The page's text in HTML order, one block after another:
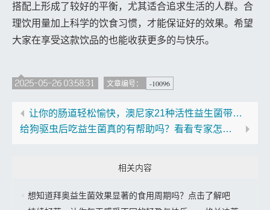
搭配上形成了较好的平衡，尤其适合追求生活的人群。合
理饮用量加上科学的饮食习惯，才能保证好的效果。希望
大家在享受这款饮品的也能收获更多的与快乐。
2025-05-26 03:58:31 文章编号： -10096
让你的肠道轻松愉快，澳尼家21种活性益生菌带来不一样的体验
给狗驱虫后吃益生菌真的有帮助吗？看看专家怎么说
相关内容
想知道拜奥益生菌效果显著的食用周期吗？点击了解吧